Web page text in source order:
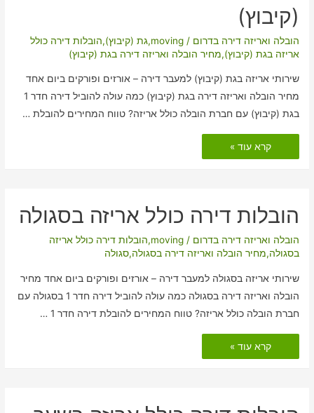
(קיבוץ)
הובלה ואריזה דירה בדרום /
moving
,גת (קיבוץ),הובלות דירה כולל
אריזה בגת (קיבוץ),מחיר הובלה ואריזה דירה בגת (קיבוץ)
שירותי אריזה בגת (קיבוץ) למעבר דירה – אורזים ופורקים ביום אחד
מחיר הובלה ואריזה דירה בגת (קיבוץ) כמה עולה להוביל דירה חדר 1
בגת (קיבוץ) עם חברת הובלה כולל אריזה? טווח המחירים להובלת …
הובלות
דירה
כולל
קרא עוד »
הובלות דירה כולל אריזה בסגולה
הובלה ואריזה דירה בדרום /
moving
,הובלות דירה כולל אריזה
בסגולה,מחיר הובלה ואריזה דירה בסגולה,סגולה
שירותי אריזה בסגולה למעבר דירה – אורזים ופורקים ביום אחד מחיר
הובלה ואריזה דירה בסגולה כמה עולה להוביל דירה חדר 1 בסגולה עם
חברת הובלה כולל אריזה? טווח המחירים להובלת דירה חדר 1 …
דירה
כולל
קרא עוד »